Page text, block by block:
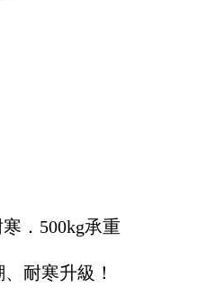
．500kg承重
耐寒升級！